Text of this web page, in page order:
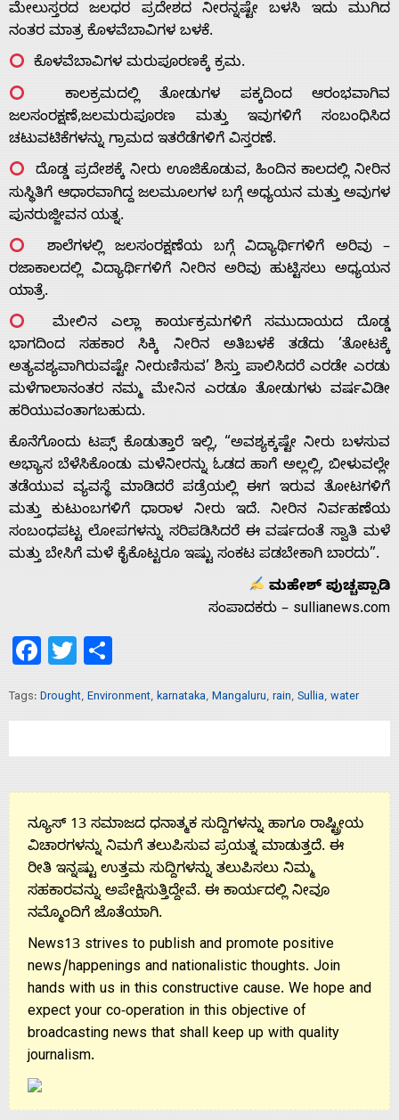
ಮೇಲುಸ್ತರದ ಜಲಧರ ಪ್ರದೇಶದ ನೀರನ್ನಷ್ಟೇ ಬಳಸಿ ಇದು ಮುಗಿದ
ನಂತರ ಮಾತ್ರ ಕೊಳವೆಬಾವಿಗಳ ಬಳಕೆ.
ಕೊಳವೆಬಾವಿಗಳ ಮರುಪೂರಣಕ್ಕೆ ಕ್ರಮ.
ಕಾಲಕ್ರಮದಲ್ಲಿ ತೋಡುಗಳ ಪಕ್ಕದಿಂದ ಆರಂಭವಾಗಿವ
ಜಲಸಂರಕ್ಷಣೆ,ಜಲಮರುಪೂರಣ ಮತ್ತು ಇವುಗಳಿಗೆ ಸಂಬಂಧಿಸಿದ
ಚಟುವಟಿಕೆಗಳನ್ನು ಗ್ರಾಮದ ಇತರೆಡೆಗಳಿಗೆ ವಿಸ್ತರಣೆ.
ದೊಡ್ಡ ಪ್ರದೇಶಕ್ಕೆ ನೀರು ಊಜಿಕೊಡುವ, ಹಿಂದಿನ ಕಾಲದಲ್ಲಿ ನೀರಿನ
ಸುಸ್ಥಿತಿಗೆ ಆಧಾರವಾಗಿದ್ದ ಜಲಮೂಲಗಳ ಬಗ್ಗೆ ಅಧ್ಯಯನ ಮತ್ತು ಅವುಗಳ
ಪುನರುಜ್ಜೀವನ ಯತ್ನ.
ಶಾಲೆಗಳಲ್ಲಿ ಜಲಸಂರಕ್ಷಣೆಯ ಬಗ್ಗೆ ವಿದ್ಯಾರ್ಥಿಗಳಿಗೆ ಅರಿವು –
ರಜಾಕಾಲದಲ್ಲಿ ವಿದ್ಯಾರ್ಥಿಗಳಿಗೆ ನೀರಿನ ಅರಿವು ಹುಟ್ಟಿಸಲು ಅಧ್ಯಯನ
ಯಾತ್ರೆ.
ಮೇಲಿನ ಎಲ್ಲಾ ಕಾರ್ಯಕ್ರಮಗಳಿಗೆ ಸಮುದಾಯದ ದೊಡ್ಡ
ಭಾಗದಿಂದ ಸಹಕಾರ ಸಿಕ್ಕಿ ನೀರಿನ ಅತಿಬಳಕೆ ತಡೆದು ’ತೋಟಕ್ಕೆ
ಅತ್ಯವಶ್ಯವಾಗಿರುವಷ್ಟೇ ನೀರುಣಿಸುವ’ ಶಿಸ್ತು ಪಾಲಿಸಿದರೆ ಎರಡೇ ಎರಡು
ಮಳೆಗಾಲಾನಂತರ ನಮ್ಮ ಮೇನಿನ ಎರಡೂ ತೋಡುಗಳು ವರ್ಷವಿಡೀ
ಹರಿಯುವಂತಾಗಬಹುದು.
ಕೊನೆಗೊಂದು ಟಪ್ಸ್ ಕೊಡುತ್ತಾರೆ ಇಲ್ಲಿ, “ಅವಶ್ಯಕ್ಕಷ್ಟೇ ನೀರು ಬಳಸುವ
ಅಭ್ಯಾಸ ಬೆಳೆಸಿಕೊಂಡು ಮಳೆನೀರನ್ನು ಓಡದ ಹಾಗೆ ಅಲ್ಲಲ್ಲಿ, ಬೀಳುವಲ್ಲೇ
ತಡೆಯುವ ವ್ಯವಸ್ಥೆ ಮಾಡಿದರೆ ಪಡ್ರೆಯಲ್ಲಿ ಈಗ ಇರುವ ತೋಟಗಳಿಗೆ
ಮತ್ತು ಕುಟುಂಬಗಳಿಗೆ ಧಾರಾಳ ನೀರು ಇದೆ. ನೀರಿನ ನಿರ್ವಹಣೆಯ
ಸಂಬಂಧಪಟ್ಟ ಲೋಪಗಳನ್ನು ಸರಿಪಡಿಸಿದರೆ ಈ ವರ್ಷದಂತೆ ಸ್ವಾತಿ ಮಳೆ
ಮತ್ತು ಬೇಸಿಗೆ ಮಳೆ ಕೈಕೊಟ್ಟರೂ ಇಷ್ಟು ಸಂಕಟ ಪಡಬೇಕಾಗಿ ಬಾರದು”.
ಮಹೇಶ್ ಪುಚ್ಚಪ್ಪಾಡಿ
ಸಂಪಾದಕರು – sullianews.com
Facebook
Twitter
Tags: Drought, Environment, karnataka, Mangaluru, rain, Sullia, water
ನ್ಯೂಸ್ 13 ಸಮಾಜದ ಧನಾತ್ಮಕ ಸುದ್ದಿಗಳನ್ನು ಹಾಗೂ ರಾಷ್ಟ್ರೀಯ
ವಿಚಾರಗಳನ್ನು ನಿಮಗೆ ತಲುಪಿಸುವ ಪ್ರಯತ್ನ ಮಾಡುತ್ತದೆ. ಈ
ರೀತಿ ಇನ್ನಷ್ಟು ಉತ್ತಮ ಸುದ್ದಿಗಳನ್ನು ತಲುಪಿಸಲು ನಿಮ್ಮ
ಸಹಕಾರವನ್ನು ಅಪೇಕ್ಷಿಸುತ್ತಿದ್ದೇವೆ. ಈ ಕಾರ್ಯದಲ್ಲಿ ನೀವೂ
ನಮ್ಮೊಂದಿಗೆ ಜೊತೆಯಾಗಿ.
News13 strives to publish and promote positive
news/happenings and nationalistic thoughts. Join
hands with us in this constructive cause. We hope and
expect your co-operation in this objective of
broadcasting news that shall keep up with quality
journalism.